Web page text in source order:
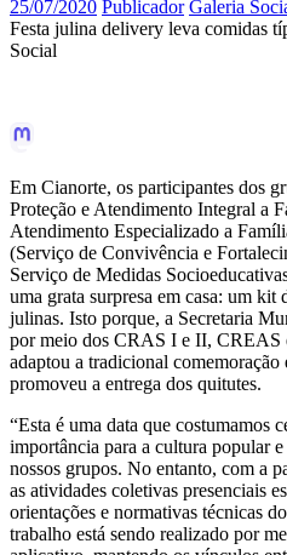
25/07/2020 Publicador Galeria
Festa julina delivery leva comidas
Social
Em Cianorte, os participantes dos
Proteção e Atendimento Integral a
Atendimento Especializado a
(Serviço de Convivência e
Serviço de Medidas
uma grata surpresa em casa: um kit
julinas. Isto porque, a Secretaria
por meio dos CRAS I e II, CREAS
adaptou a tradicional
promoveu a entrega dos quitutes.
“Esta é uma data que costumamos
importância para a cultura popular
nossos grupos. No entanto, com a
as atividades coletivas presenciais
orientações e normativas técnicas
trabalho está sendo realizado por